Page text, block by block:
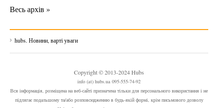
Весь архів »
hubs. Новини, варті уваги
Copyright © 2013-2024 Hubs
info (at) hubs.ua 095-555-74-92
Вся інформація, розміщена на веб-сайті призначена тільки для персонального використання і не
підлягає подальшому та/або розповсюдженню в будь-якій формі, крім письмового дозволу